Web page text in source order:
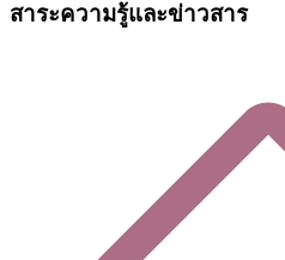
สาระความรู้และข่าวสาร